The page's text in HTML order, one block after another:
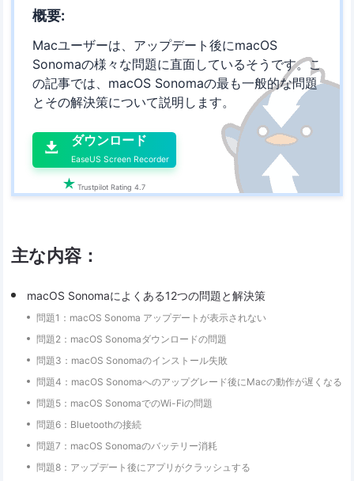
概要:
Macユーザーは、アップデート後にmacOS
Sonomaの様々な問題に直面しているそうです。こ
の記事では、macOS Sonomaの最も一般的な問題
とその解決策について説明します。

 ダウンロード
EaseUS Screen Recorder
 Trustpilot Rating 4.7
主な内容：
macOS Sonomaによくある12つの問題と解決策
問題1：macOS Sonoma アップデートが表示されない
問題2：macOS Sonomaダウンロードの問題
問題3：macOS Sonomaのインストール失敗
問題4：macOS Sonomaへのアップグレード後にMacの動作が遅くなる
問題5：macOS SonomaでのWi-Fiの問題
問題6：Bluetoothの接続
問題7：macOS Sonomaのバッテリー消耗
問題8：アップデート後にアプリがクラッシュする